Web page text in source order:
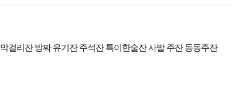
막걸리잔 방짜 유기잔 주석잔 특이한술잔 사발 주잔 동동주잔